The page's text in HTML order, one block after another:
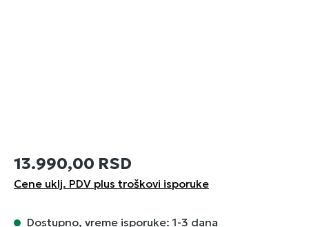
13.990,00 RSD
Cene uklj. PDV plus troškovi isporuke
Dostupno, vreme isporuke: 1-3 dana